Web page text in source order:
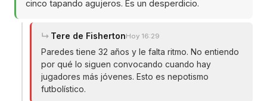
cinco tapando agujeros. Es un desperdicio.
Tere de FishertonHoy 16:29
Paredes tiene 32 años y le falta ritmo. No entiendo
por qué lo siguen convocando cuando hay
jugadores más jóvenes. Esto es nepotismo
futbolístico.